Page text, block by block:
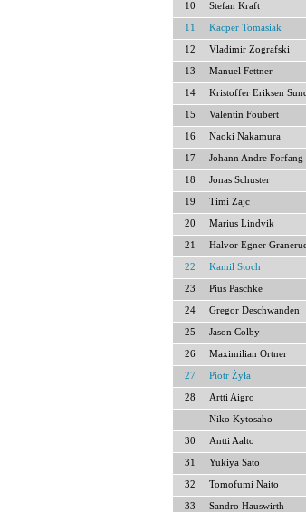
10 Stefan Kraft
11 Kacper Tomasiak
12 Vladimir Zografski
13 Manuel Fettner
14 Kristoffer Eriksen
15 Valentin Foubert
16 Naoki Nakamura
17 Johann Andre Forfang
18 Jonas Schuster
19 Timi Zajc
20 Marius Lindvik
21 Halvor Egner Granerud
22 Kamil Stoch
23 Pius Paschke
24 Gregor Deschwanden
25 Jason Colby
26 Maximilian Ortner
27 Piotr Żyła
28 Artti Aigro
Niko Kytosaho
30 Antti Aalto
31 Yukiya Sato
32 Tomofumi Naito
33 Sandro Hauswirth